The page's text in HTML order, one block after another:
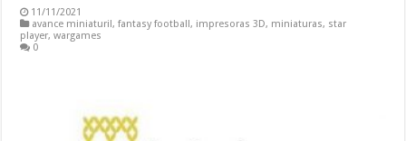
11/11/2021
avance miniaturil,fantasy football, impresoras 3D, miniaturas, star
player,wargames
0